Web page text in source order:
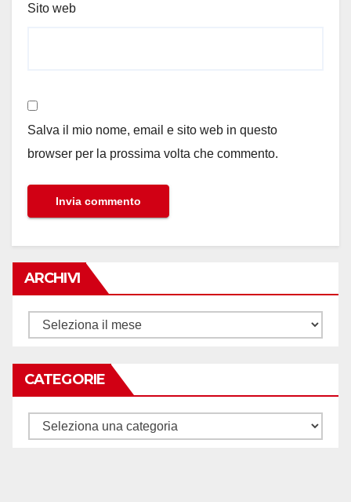
Sito web
Salva il mio nome, email e sito web in questo
browser per la prossima volta che commento.
ARCHIVI
Archivi
CATEGORIE
Categorie